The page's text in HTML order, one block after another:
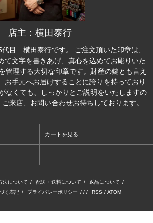
店主：横田泰行
目 横田泰行です。 ご注文頂いた印章は、
て文字を書きあげ、真心を込めてお彫りいた
管理する大切な印章です。財産の鍵とも言え
お手元へお届けすることに誇りを持っており
なくても、しっかりとご説明をいたしますの
来店、お問い合わせお待ちしております。
カートを見る
法について / 配送・送料について / 返品について /
く表記 / プライバシーポリシー / / / RSS / ATOM